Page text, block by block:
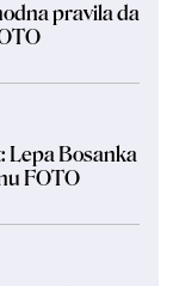
pravila da
Lepa Bosanka
FOTO